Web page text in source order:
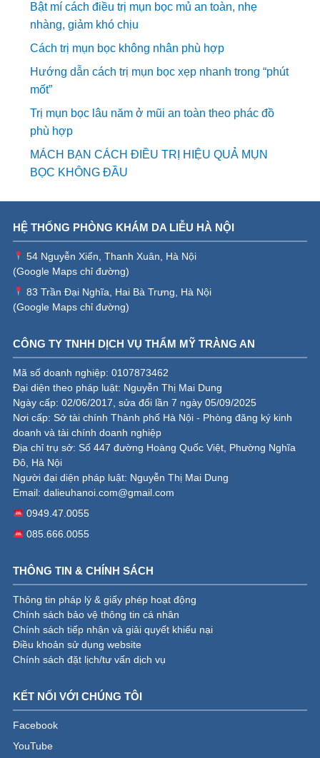
Bật mí cách điều trị mụn bọc mủ an toàn, nhẹ
nhàng, giảm khó chịu
Cách trị mụn bọc không nhân phù hợp
Hướng dẫn cách trị mụn bọc xẹp nhanh trong “phút
mốt”
Trị mụn bọc lâu năm ở mũi an toàn theo phác đồ
phù hợp
MÁCH BẠN CÁCH ĐIỀU TRỊ HIỆU QUẢ MỤN
BỌC KHÔNG ĐẦU
HỆ THỐNG PHÒNG KHÁM DA LIỄU HÀ NỘI
54 Nguyễn Xiển, Thanh Xuân, Hà Nội
(Google Maps chỉ đường)
83 Trần Đại Nghĩa, Hai Bà Trưng, Hà Nội
(Google Maps chỉ đường)
CÔNG TY TNHH DỊCH VỤ THẨM MỸ TRÀNG AN
Mã số doanh nghiệp: 0107873462
Đại diện theo pháp luật: Nguyễn Thị Mai Dung
Ngày cấp: 02/06/2017, sửa đổi lần 7 ngày 05/09/2025
Nơi cấp: Sở tài chính Thành phố Hà Nội - Phòng đăng ký kinh
doanh và tài chính doanh nghiệp
Địa chỉ trụ sở: Số 447 đường Hoàng Quốc Việt, Phường Nghĩa
Đô, Hà Nội
Người đại diện pháp luật: Nguyễn Thị Mai Dung
Email: dalieuhanoi.com@gmail.com
0949.47.0055
085.666.0055
THÔNG TIN & CHÍNH SÁCH
Thông tin pháp lý & giấy phép hoạt động
Chính sách bảo vệ thông tin cá nhân
Chính sách tiếp nhận và giải quyết khiếu nại
Điều khoản sử dụng website
Chính sách đặt lịch/tư vấn dịch vụ
KẾT NỐI VỚI CHÚNG TÔI
Facebook
YouTube